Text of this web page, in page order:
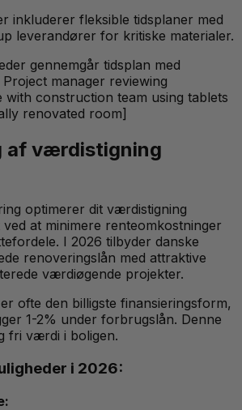
inkluderer fleksible tidsplaner med
leverandører for kritiske materialer.
gennemgår tidsplan med
manager reviewing
with construction team using tablets
renovated room]
af værdistigning
optimerer dit værdistigning
at minimere renteomkostninger
I 2026 tilbyder danske
renoveringslån med attraktive
værdiøgende projekter.
ofte den billigste finansieringsform,
1-2% under forbrugslån. Denne
fri værdi i boligen.
i 2026: